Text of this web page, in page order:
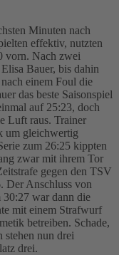
Minuten nach
effektiv, nutzten
vorn. Nach zwei
Bauer, bis dahin
einem Foul die
das beste Saisonspiel
auf 25:23, doch
Luft raus. Trainer
um gleichwertig
zum 26:25 kippten
zwar mit ihrem Tor
gegen den TSV
Der Anschluss von
30:27 war dann die
mit einem Strafwurf
betreiben. Schade,
nun drei
drei.